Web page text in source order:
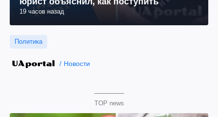
19 часов назад
Политика
Новости
TOP news